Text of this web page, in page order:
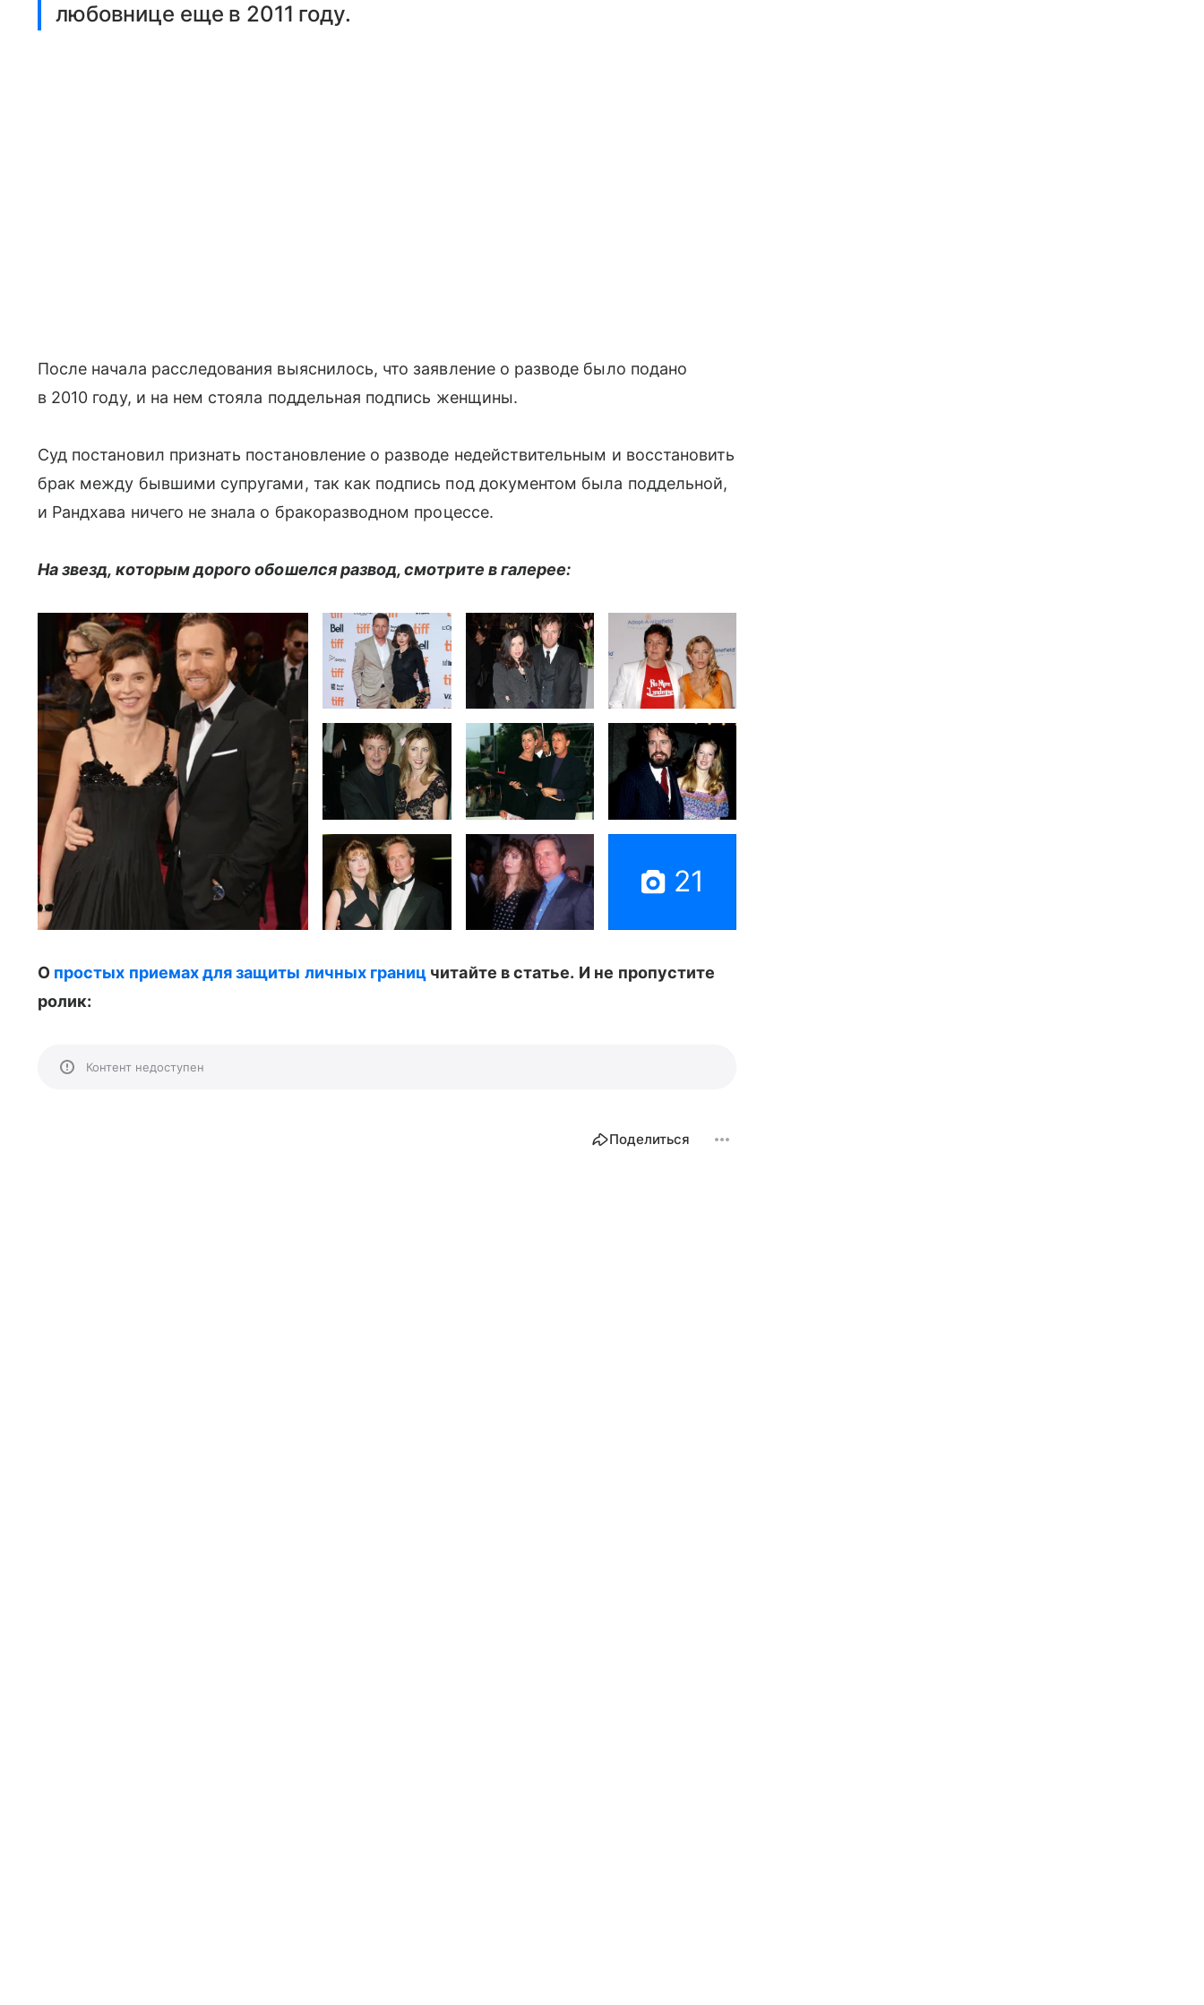
любовнице еще в 2011 году.
После начала расследования выяснилось, что заявление о разводе было подано
в 2010 году, и на нем стояла поддельная подпись женщины.
Суд постановил признать постановление о разводе недействительным и восстановить
брак между бывшими супругами, так как подпись под документом была поддельной,
и Рандхава ничего не знала о бракоразводном процессе.
На звезд, которым дорого обошелся развод, смотрите в галерее:
21
О простых приемах для защиты личных границ читайте в статье. И не пропустите
ролик:
Контент недоступен
Поделиться